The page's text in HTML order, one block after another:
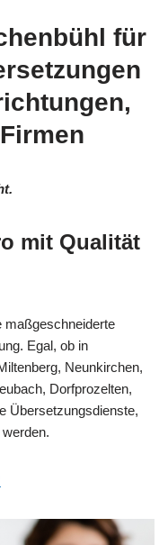
für
mit Qualität
maßgeschneiderte
Egal, ob in
Neunkirchen,
Dorfprozelten,
Übersetzungsdienste,